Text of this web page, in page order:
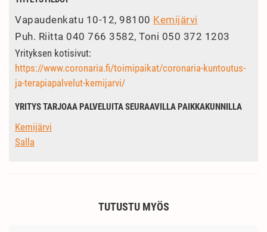
Vapaudenkatu 10-12, 98100 Kemijärvi
Puh. Riitta 040 766 3582, Toni 050 372 1203
Yrityksen kotisivut:
https://www.coronaria.fi/toimipaikat/coronaria-kuntoutus-
ja-terapiapalvelut-kemijarvi/
YRITYS TARJOAA PALVELUITA SEURAAVILLA PAIKKAKUNNILLA
Kemijärvi
Salla
TUTUSTU MYÖS